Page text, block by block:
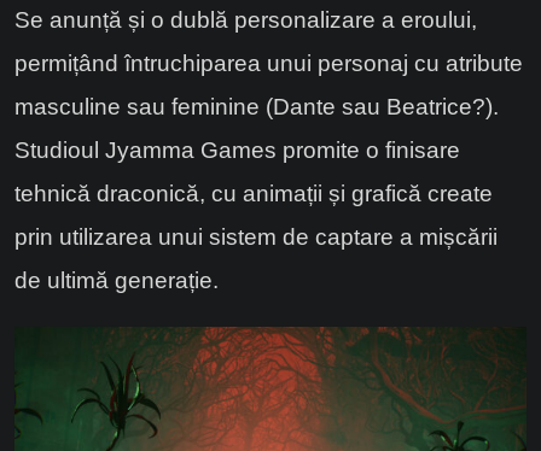
Se anunță și o dublă personalizare a eroului,
permițând întruchiparea unui personaj cu atribute
masculine sau feminine (Dante sau Beatrice?).
Studioul Jyamma Games promite o finisare
tehnică draconică, cu animații și grafică create
prin utilizarea unui sistem de captare a mișcării
de ultimă generație.